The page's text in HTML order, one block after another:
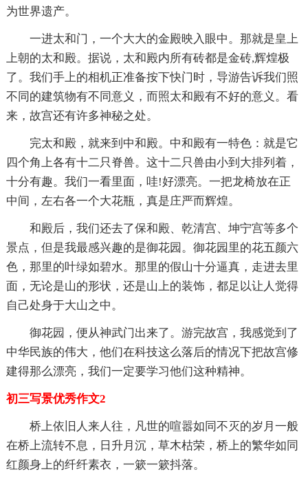
为世界遗产。
一进太和门，一个大大的金殿映入眼中。那就是皇上
上朝的太和殿。据说，太和殿内所有砖都是金砖,辉煌极
了。我们手上的相机正准备按下快门时，导游告诉我们照
不同的建筑物有不同意义，而照太和殿有不好的意义。看
来，故宫还有许多神秘之处。
完太和殿，就来到中和殿。中和殿有一特色：就是它
四个角上各有十二只脊兽。这十二只兽由小到大排列着，
十分有趣。我们一看里面，哇!好漂亮。一把龙椅放在正
中间，左右各一个大花瓶，真是庄严而辉煌。
和殿后，我们还去了保和殿、乾清宫、坤宁宫等多个
景点，但是我最感兴趣的是御花园。御花园里的花五颜六
色，那里的叶绿如碧水。那里的假山十分逼真，走进去里
面，无论是山的形状，还是山上的装饰，都足以让人觉得
自己处身于大山之中。
御花园，便从神武门出来了。游完故宫，我感觉到了
中华民族的伟大，他们在科技这么落后的情况下把故宫修
建得那么漂亮，我们一定要学习他们这种精神。
初三写景优秀作文2
桥上依旧人来人往，凡世的喧嚣如同不灭的岁月一般
在桥上流转不息，日升月沉，草木枯荣，桥上的繁华如同
红颜身上的纤纤素衣，一簌一簌抖落。